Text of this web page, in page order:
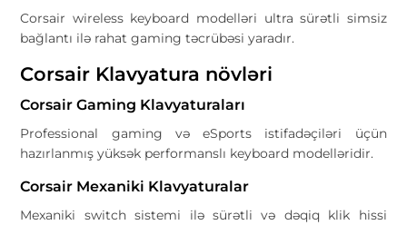
Corsair wireless keyboard modelləri ultra sürətli simsiz
bağlantı ilə rahat gaming təcrübəsi yaradır.
Corsair Klavyatura növləri
Corsair Gaming Klavyaturaları
Professional gaming və eSports istifadəçiləri üçün
hazırlanmış yüksək performanslı keyboard modelləridir.
Corsair Mexaniki Klavyaturalar
Mexaniki switch sistemi ilə sürətli və dəqiq klik hissi